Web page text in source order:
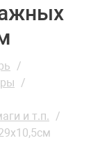
и т.п.